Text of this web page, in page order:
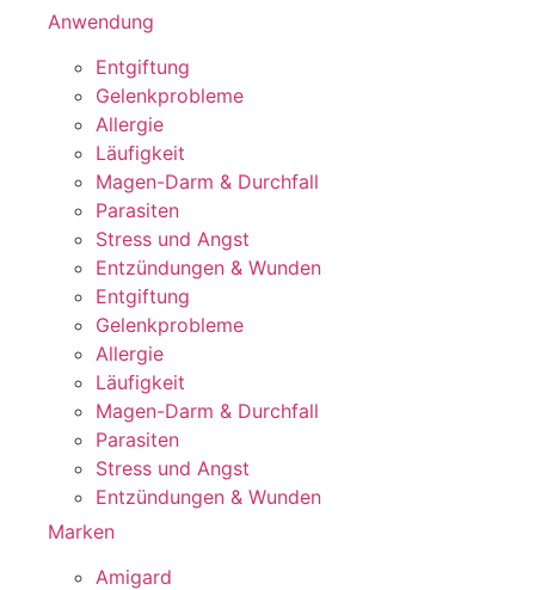
Anwendung
Entgiftung
Gelenkprobleme
Allergie
Läufigkeit
Magen-Darm & Durchfall
Parasiten
Stress und Angst
Entzündungen & Wunden
Entgiftung
Gelenkprobleme
Allergie
Läufigkeit
Magen-Darm & Durchfall
Parasiten
Stress und Angst
Entzündungen & Wunden
Marken
Amigard